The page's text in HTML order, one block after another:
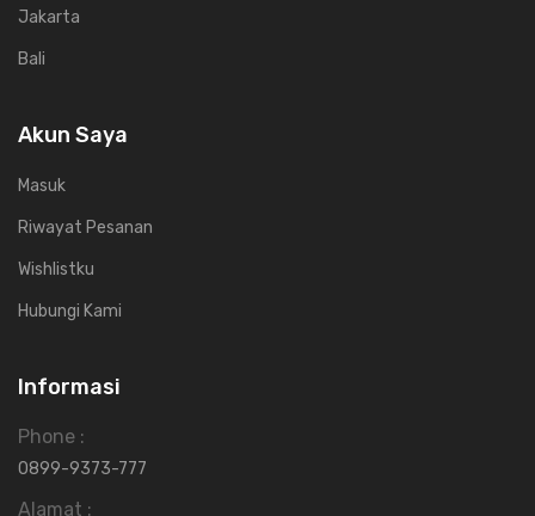
Jakarta
Bali
Akun Saya
Masuk
Riwayat Pesanan
Wishlistku
Hubungi Kami
Informasi
Phone :
0899-9373-777
Alamat :